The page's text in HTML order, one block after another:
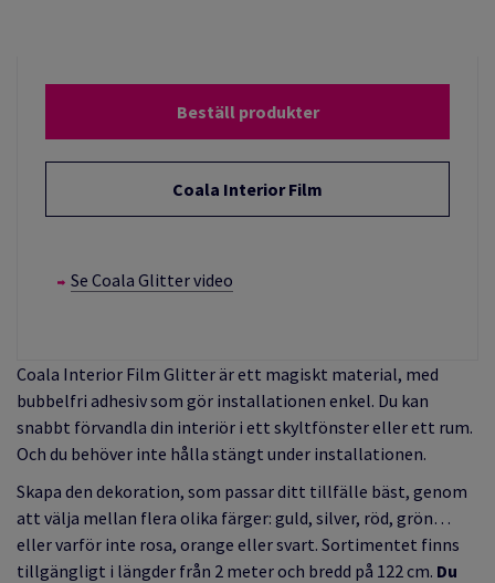
Beställ produkter
Coala Interior Film
Se Coala Glitter video
Coala Interior Film Glitter är ett magiskt material, med
bubbelfri adhesiv som gör installationen enkel. Du kan
snabbt förvandla din interiör i ett skyltfönster eller ett rum.
Och du behöver inte hålla stängt under installationen.
Skapa den dekoration, som passar ditt tillfälle bäst, genom
att välja mellan flera olika färger: guld, silver, röd, grön…
eller varför inte rosa, orange eller svart. Sortimentet finns
tillgängligt i längder från 2 meter och bredd på 122 cm. Du